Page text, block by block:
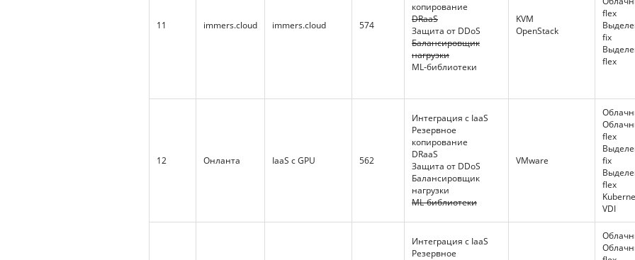
11 immers.cloud immers.cloud 574
копирование
DRaaS
Защита от DDoS
Балансировщик
нагрузки
ML-библиотеки
KVM
OpenStack
flex
fix
flex
12 Онланта IaaS с GPU 562
Интеграция с IaaS
Резервное
копирование
DRaaS
Защита от DDoS
Балансировщик
нагрузки
ML-библиотеки
VMware
flex
fix
flex
VDI
Интеграция с IaaS
Резервное